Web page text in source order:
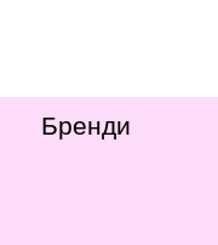
Бренди